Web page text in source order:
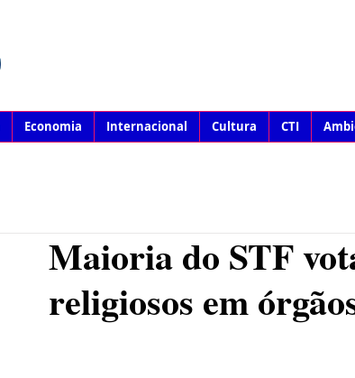
Economia Internacional Cultura CTI
Maioria do STF
religiosos em